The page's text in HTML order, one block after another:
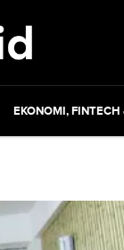
EKONOMI, FINTECH